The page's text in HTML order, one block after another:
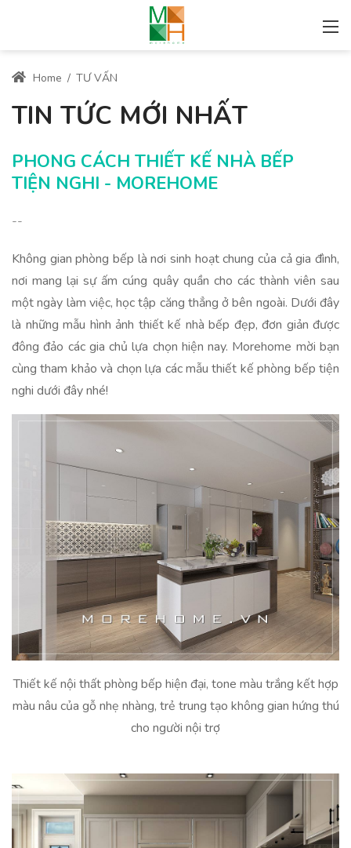
Home / TƯ VẤN
TIN TỨC MỚI NHẤT
PHONG CÁCH THIẾT KẾ NHÀ BẾP
TIỆN NGHI - MOREHOME
--
Không gian phòng bếp là nơi sinh hoạt chung của cả gia đình,
nơi mang lại sự ấm cúng quây quần cho các thành viên sau
một ngày làm việc, học tập căng thẳng ở bên ngoài. Dưới đây
là những mẫu hình ảnh thiết kế nhà bếp đẹp, đơn giản được
đông đảo các gia chủ lựa chọn hiện nay. Morehome mời bạn
cùng tham khảo và chọn lựa các mẫu thiết kế phòng bếp tiện
nghi dưới đây nhé!
Thiết kế nội thất phòng bếp hiện đại, tone màu trắng kết hợp
màu nâu của gỗ nhẹ nhàng, trẻ trung tạo không gian hứng thú
cho người nội trợ